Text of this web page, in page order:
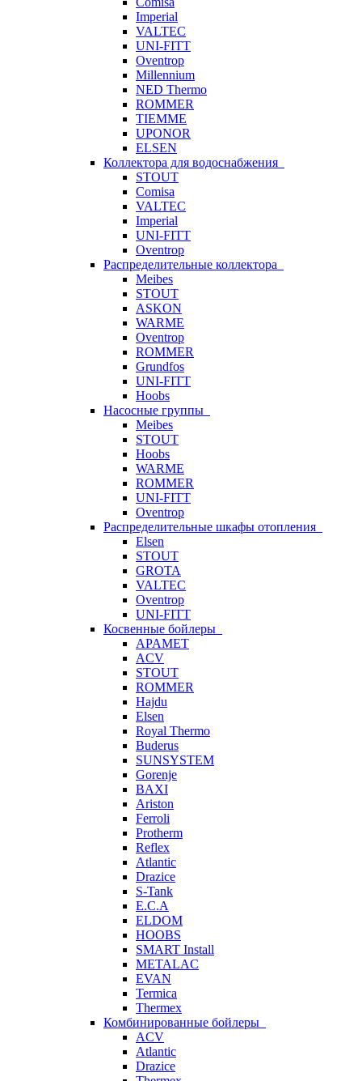
Imperial
VALTEC
UNI-FITT
Oventrop
Millennium
NED Thermo
ROMMER
TIEMME
UPONOR
ELSEN
Коллектора для водоснабжения
STOUT
Comisa
VALTEC
Imperial
UNI-FITT
Oventrop
Распределительные коллектора
Meibes
STOUT
ASKON
WARME
Oventrop
ROMMER
Grundfos
UNI-FITT
Hoobs
Насосные группы
Meibes
STOUT
Hoobs
WARME
ROMMER
UNI-FITT
Oventrop
Распределительные шкафы отопления
Elsen
STOUT
GROTA
VALTEC
Oventrop
UNI-FITT
Косвенные бойлеры
APAMET
ACV
STOUT
ROMMER
Hajdu
Elsen
Royal Thermo
Buderus
SUNSYSTEM
Gorenje
BAXI
Ariston
Ferroli
Protherm
Reflex
Atlantic
Drazice
S-Tank
E.C.A
ELDOM
HOOBS
SMART Install
METALAC
EVAN
Termica
Thermex
Комбинированные бойлеры
ACV
Atlantic
Drazice